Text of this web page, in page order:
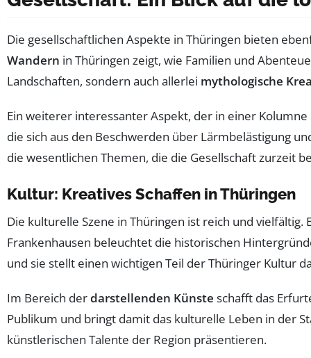
Die gesellschaftlichen Aspekte in Thüringen bieten
Wandern in Thüringen zeigt, wie Familien und
Landschaften, sondern auch allerlei mythologische
Ein weiterer interessanter Aspekt, der in einer
die sich aus den Beschwerden über Lärmbelästigung
die wesentlichen Themen, die die Gesellschaft zurzeit
Kultur: Kreatives Schaffen in Thüringen
Die kulturelle Szene in Thüringen ist reich und
Frankenhausen beleuchtet die historischen
und sie stellt einen wichtigen Teil der Thüringer Kultur
Im Bereich derdarstellenden Künste schafft das
Publikum und bringt damit das kulturelle Leben in der
künstlerischen Talente der Region präsentieren.